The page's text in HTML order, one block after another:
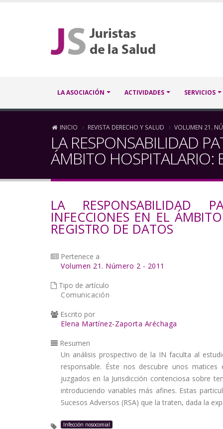
Navegación
principal
LA ASOCIACIÓN ACTIVIDADES SERVICIOS
Sobrescribir
enlaces
de
a
la
navegación
INICIO REVISTA DERECHO Y SALUD VOLUMEN 21.
LA RESPONSABILIDAD
ÁMBITO HOSPITALARIO:
LA RESPONSABILIDAD
INFECCIONES EN EL
REGISTRO DE DATOS
Pertenece a
Volumen 21. Número 2 - 2011
Tipo de artículo
Comunicación
Escrito por
Elena Martínez-Zaporta Aréchaga
Resumen
Un análisis prospectivo de la IN faculta al
responsable. Éste nos descubre unos
juzgados en la Jurisdicción contenciosa sobre
introduciendo variables más afines. Estas
Sucesos Adversos (RSA) que la traten, dada la
Infección nosocomial